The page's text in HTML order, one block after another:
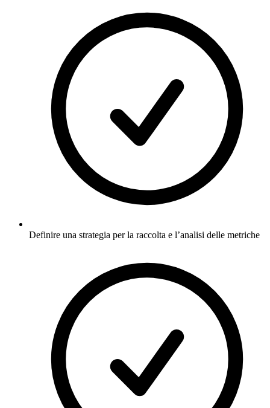
Definire una strategia per la raccolta e l’analisi delle metriche